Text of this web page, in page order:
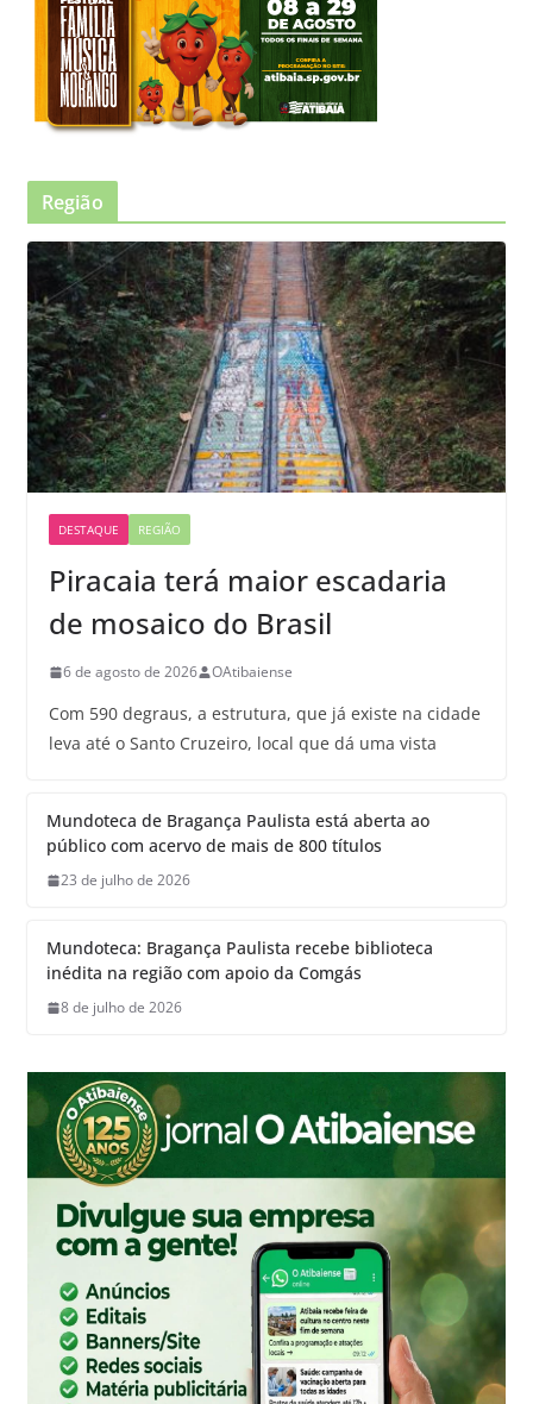
Região
DESTAQUE REGIÃO
Piracaia terá maior escadaria
de mosaico do Brasil
6 de agosto de 2026 OAtibaiense
Com 590 degraus, a estrutura, que já existe na cidade
leva até o Santo Cruzeiro, local que dá uma vista
Mundoteca de Bragança Paulista está aberta ao
público com acervo de mais de 800 títulos
23 de julho de 2026
Mundoteca: Bragança Paulista recebe biblioteca
inédita na região com apoio da Comgás
8 de julho de 2026